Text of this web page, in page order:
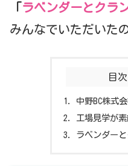
「ラベンダーとクラ
みんなでいただいた
目次
中野BC株式
工場見学が素
ラベンダー